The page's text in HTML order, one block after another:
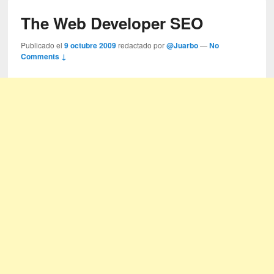
The Web Developer SEO
Publicado el9 octubre 2009 redactado por@Juarbo —No
Comments ↓